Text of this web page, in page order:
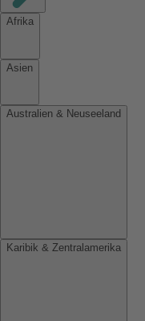
Afrika
Asien
Australien & Neuseeland
Karibik & Zentralamerika